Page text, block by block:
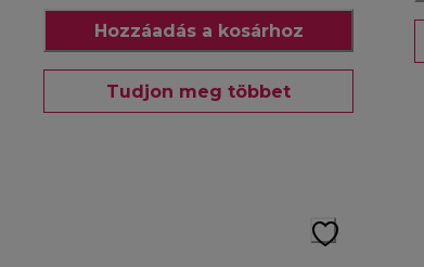
Hozzáadás a kosárhoz
Tudjon meg többet